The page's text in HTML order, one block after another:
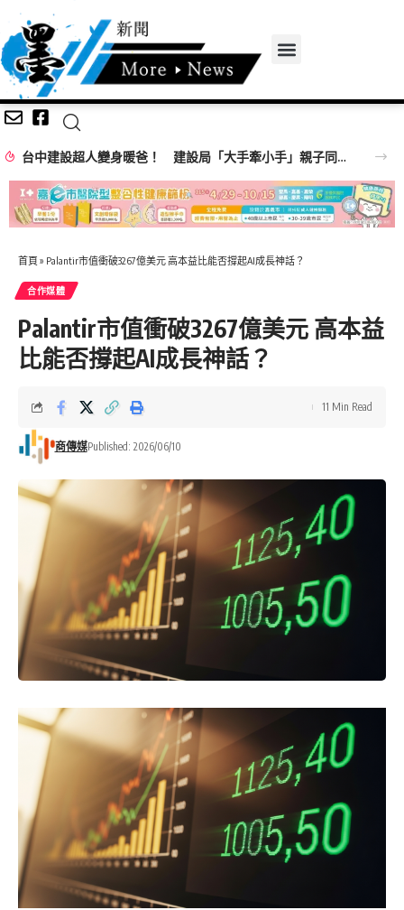
台中建設超人變身暖爸！ 建設局「大手牽小手」親子同樂歡慶父親節
首頁 » Palantir市值衝破3267億美元 高本益比能否撐起AI成長神話？
合作媒體
Palantir市值衝破3267億美元 高本益
比能否撐起AI成長神話？
商傳媒Published: 2026/06/10
11 Min Read